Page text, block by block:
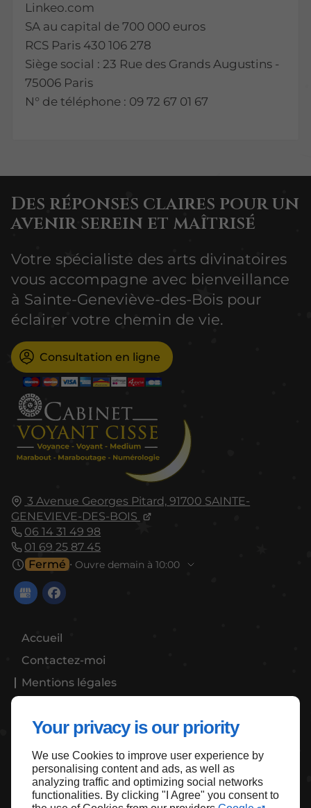
Your privacy is our priority
We use Cookies to improve user experience by
personalising content and ads, as well as
analyzing traffic and optimizing social networks
functionalities. By clicking "I Agree" you consent to
Linkeo.com
SA au capital de 700 000 euros
RCS Paris 430 106 278
Siège social : 23 Rue des Grands Augustins -
75006 Paris
N° de téléphone : 09 72 67 01 67
3 Avenue Georges Pitard, 91700 SAINTE-
GENEVIEVE-DES-BOIS
06 14 31 49 98
01 69 25 87 45
Fermé ⋅ Ouvre demain à 10:00
Accueil
Contactez-moi
Mentions légales
Des réponses claires pour un
avenir serein et maîtrisé
Votre spécialiste des arts divinatoires
vous accompagne avec bienveillance
à Sainte-Geneviève-des-Bois pour
éclairer votre chemin de vie.
Consultation en ligne
Haut de page